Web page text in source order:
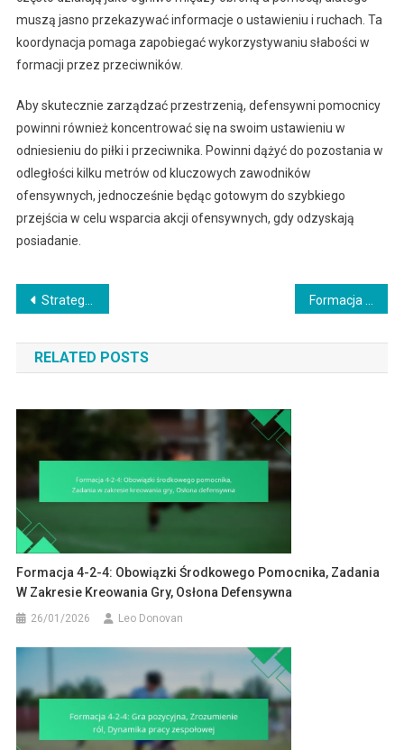
muszą jasno przekazywać informacje o ustawieniu i ruchach. Ta
koordynacja pomaga zapobiegać wykorzystywaniu słabości w
formacji przez przeciwników.
Aby skutecznie zarządzać przestrzenią, defensywni pomocnicy
powinni również koncentrować się na swoim ustawieniu w
odniesieniu do piłki i przeciwnika. Powinni dążyć do pozostania w
odległości kilku metrów od kluczowych zawodników
ofensywnych, jednocześnie będąc gotowym do szybkiego
przejścia w celu wsparcia akcji ofensywnych, gdy odzyskają
posiadanie.
Post
navigation
Strategie formacji 4-2-4: Ewolucja formacji, Kontekst historyczny, Współczesne zastosowania
RELATED POSTS
Formacja 4-2-4: Obowiązki Środkowego Pomocnika, Zadania
W Zakresie Kreowania Gry, Osłona Defensywna
26/01/2026 Leo Donovan